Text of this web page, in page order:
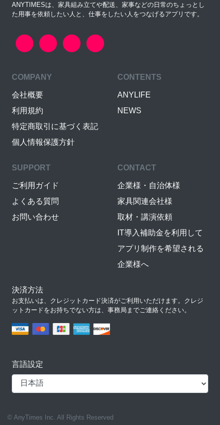
ANYTIMESは、家具組み立てや配送、家事などの日常のちょっとし
た用事を依頼したい人と、仕事をしたい人をつなげるアプリです。
COMPANY
会社概要
利用規約
特定商取引に基づく表記
個人情報保護方針
CONTENTS
ANYLIFE
NEWS
SUPPORT
ご利用ガイド
よくある質問
お問い合わせ
CONTACT
企業様・自治体様
家具関連会社様
取材・講演依頼
IT導入補助金を利用して
アプリ制作を希望される
企業様へ
決済方法
お支払いは、クレジットカード決済がご利用いただけます。クレジ
ットカードをお持ちでない方は、事務局までご連絡ください。
言語設定
© AnyTimes Inc. All Rights Reserved